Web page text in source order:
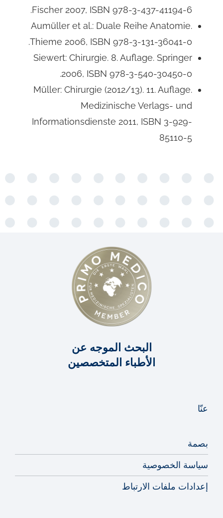
Fischer 2007, ISBN 978-3-437-41194-6.
Aumüller et al.: Duale Reihe Anatomie.
Thieme 2006, ISBN 978-3-131-36041-0.
Siewert: Chirurgie. 8. Auflage. Springer
2006, ISBN 978-3-540-30450-0.
Müller: Chirurgie (2012/13). 11. Auflage.
Medizinische Verlags- und
Informationsdienste 2011, ISBN 3-929-
85110-5
البحث الموجه عن
الأطباء المتخصصين
عنّا
بصمة
سياسة الخصوصية
إعدادات ملفات الارتباط